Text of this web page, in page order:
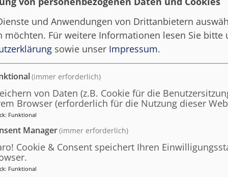
und Führungskräfte der öffentlichen
der veränderten Arbeit durch/mit
Grundlagenkenntnisse der öffentlichen
aber keine Voraussetzung.
bietet diesen Kurs
und Anwendungen von Drittanbietern
möchten. Für weitere Informationen lesen Sie bitte
sowie unser Impressum.
(immer erforderlich)
von Daten (z.B. Cookie für die
Browser (erforderlich für die Nutzung dieser
: Funktional
Manager(immer erforderlich)
Cookie & Consent speichert Ihren
: Funktional